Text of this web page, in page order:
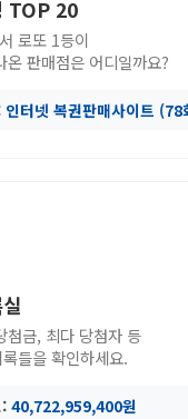
TOP 20
로또 1등이
온 판매점은 어디일까요?
인터넷 복권판매사이트 (78
첨금, 최다 당첨자 등
들을 확인하세요.
40,722,959,400원